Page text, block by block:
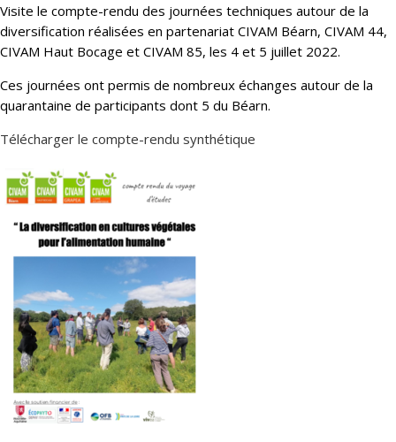
Visite le compte-rendu des journées techniques autour de la
diversification réalisées en partenariat CIVAM Béarn, CIVAM 44,
CIVAM Haut Bocage et CIVAM 85, les 4 et 5 juillet 2022.
Ces journées ont permis de nombreux échanges autour de la
quarantaine de participants dont 5 du Béarn.
Télécharger le compte-rendu synthétique